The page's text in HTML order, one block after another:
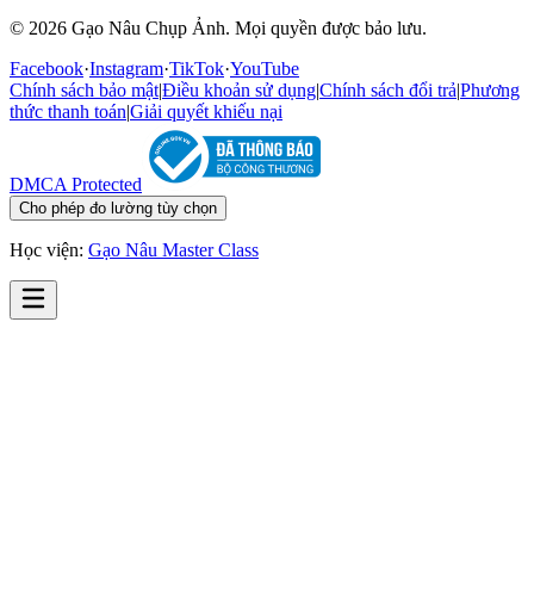
© 2026 Gạo Nâu Chụp Ảnh. Mọi quyền được bảo lưu.
Facebook·Instagram·TikTok·YouTube
Chính sách bảo mật|Điều khoản sử dụng|Chính sách đổi trả|Phương
thức thanh toán|Giải quyết khiếu nại
DMCA Protected
Cho phép đo lường tùy chọn
Học viện: Gạo Nâu Master Class